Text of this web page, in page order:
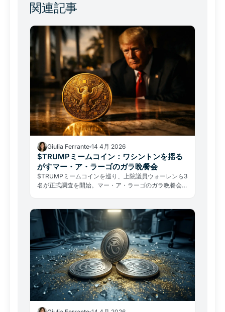
関連記事
Giulia Ferrante 14 4月 2026
$TRUMPミームコイン：ワシントンを揺る
がすマー・ア・ラーゴのガラ晩餐会
$TRUMPミームコインを巡り、上院議員ウォーレンら3
名が正式調査を開始。マー・ア・ラーゴのガラ晩餐会は
国暗号資産規制の転換点となるか。